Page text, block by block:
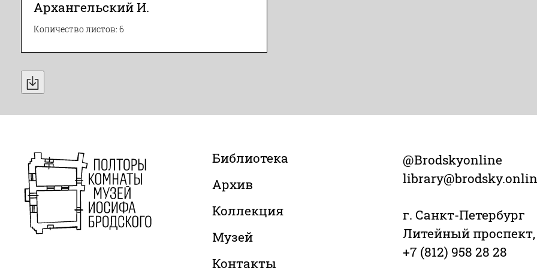
Архангельский И.
Количество листов: 6
Библиотека
Архив
Коллекция
Музей
Контакты
@Brodskyonline
г. Санкт-Петербург
Литейный проспект,
+7 (812) 958 28 28